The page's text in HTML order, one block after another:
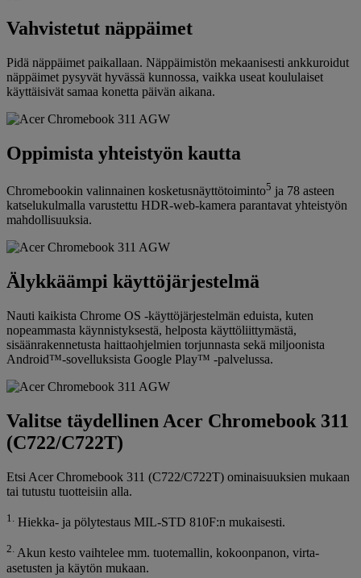
Vahvistetut näppäimet
Pidä näppäimet paikallaan. Näppäimistön mekaanisesti ankkuroidut
näppäimet pysyvät hyvässä kunnossa, vaikka useat koululaiset
käyttäisivät samaa konetta päivän aikana.
Oppimista yhteistyön kautta
Chromebookin valinnainen kosketusnäyttötoiminto5 ja 78 asteen
katselukulmalla varustettu HDR-web-kamera parantavat yhteistyön
mahdollisuuksia.
Älykkäämpi käyttöjärjestelmä
Nauti kaikista Chrome OS -käyttöjärjestelmän eduista, kuten
nopeammasta käynnistyksestä, helposta käyttöliittymästä,
sisäänrakennetusta haittaohjelmien torjunnasta sekä miljoonista
Android™-sovelluksista Google Play™ -palvelussa.
Valitse täydellinen Acer Chromebook 311
(C722/C722T)
Etsi Acer Chromebook 311 (C722/C722T) ominaisuuksien mukaan
tai tutustu tuotteisiin alla.
1. Hiekka- ja pölytestaus MIL-STD 810F:n mukaisesti.
2. Akun kesto vaihtelee mm. tuotemallin, kokoonpanon, virta-
asetusten ja käytön mukaan.